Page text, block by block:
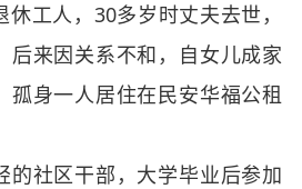
工人，30多岁时丈夫去世，
后来因关系不和，自女儿成家
孤身一人居住在民安华福公租
社区干部，大学毕业后参加